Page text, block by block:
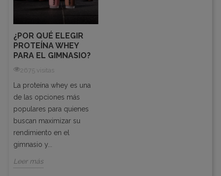
¿POR QUÉ ELEGIR
PROTEÍNA WHEY
PARA EL GIMNASIO?
2675 visitas
La proteína whey es una
de las opciones más
populares para quienes
buscan maximizar su
rendimiento en el
gimnasio y...
Leer más